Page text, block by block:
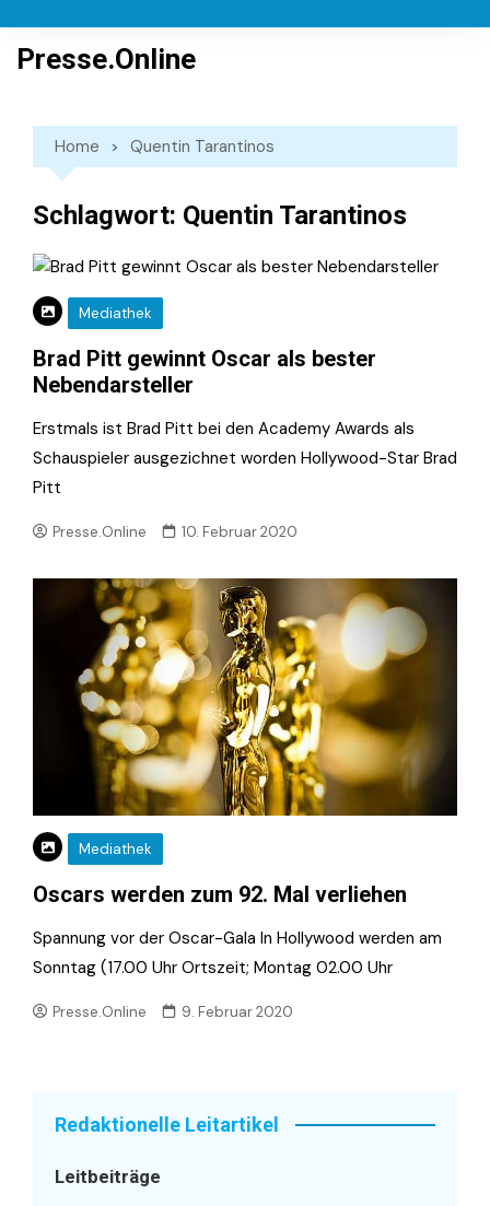
content
Presse.Online
Home Quentin Tarantinos
Schlagwort: Quentin Tarantinos
Mediathek
Brad Pitt gewinnt Oscar als bester
Nebendarsteller
Erstmals ist Brad Pitt bei den Academy Awards als
Schauspieler ausgezichnet worden Hollywood-Star Brad
Pitt
Presse.Online 10. Februar 2020
Mediathek
Oscars werden zum 92. Mal verliehen
Spannung vor der Oscar-Gala In Hollywood werden am
Sonntag (17.00 Uhr Ortszeit; Montag 02.00 Uhr
Presse.Online 9. Februar 2020
Redaktionelle Leitartikel
Leitbeiträge